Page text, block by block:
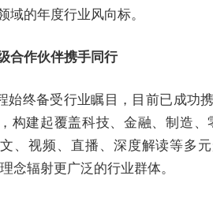
域的年度行业风向标。
合作伙伴携手同行
始终备受行业瞩目，目前已成功
构建起覆盖科技、金融、制造
、视频、直播、深度解读等多
念辐射更广泛的行业群体。